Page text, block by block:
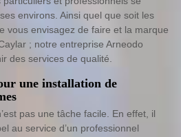
environs. Ainsi quel que soit les
vous envisagez de faire et la marque
; notre entreprise Arneodo
des services de qualité.
une installation de
pas une tâche facile. En effet, il
au service d’un professionnel